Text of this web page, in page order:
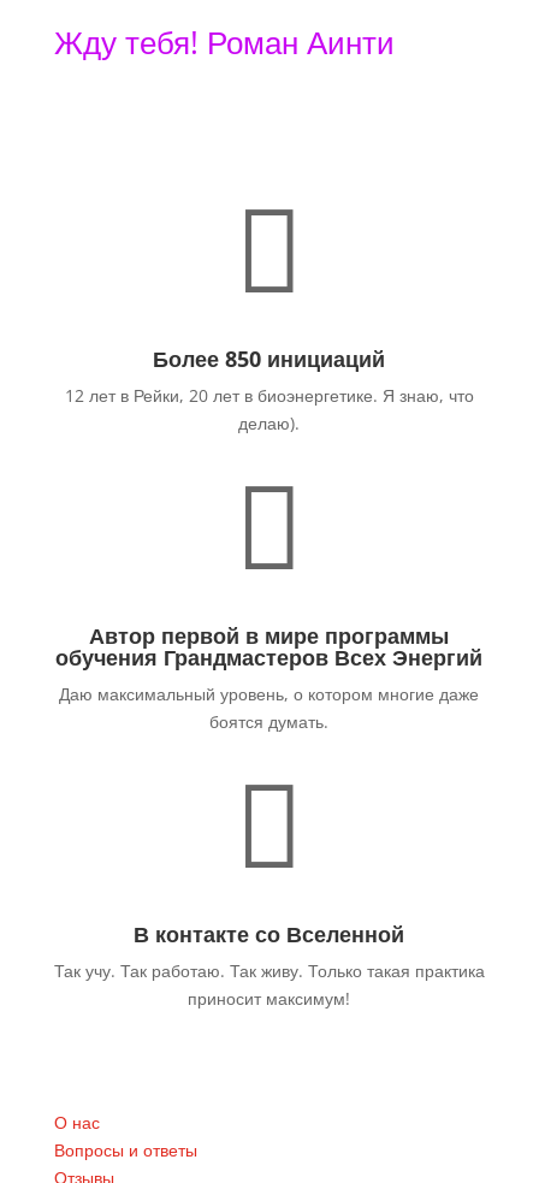
Жду тебя! Роман Аинти

Более 850 инициаций
12 лет в Рейки, 20 лет в биоэнергетике. Я знаю, что
делаю).

Автор первой в мире программы
обучения Грандмастеров Всех Энергий
Даю максимальный уровень, о котором многие даже
боятся думать.

В контакте со Вселенной
Так учу. Так работаю. Так живу. Только такая практика
приносит максимум!
О нас
Вопросы и ответы
Отзывы